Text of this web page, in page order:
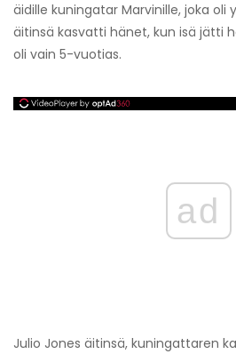
äidille kuningatar Marvinille, joka oli
äitinsä kasvatti hänet, kun isä jätti
oli vain 5-vuotias.
ad
Julio Jones äitinsä, kuningattaren